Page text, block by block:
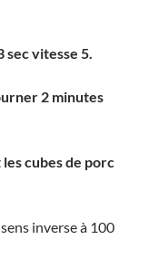
sec vitesse 5.
2 minutes
cubes de porc
inverse à 100